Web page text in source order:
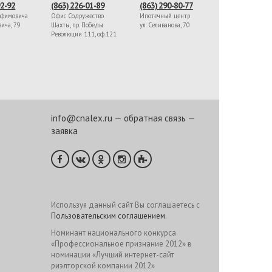
92
79
(863) 226-01-89
Офис Содружество
Шахты, пр. Победы
Революции 111, оф.121
(863) 290-80-77
Ипотечный центр
ул. Селиванова, 70
info@cnalex.ru — обратная связь —
заявка
Используя данный сайт Вы соглашаетесь с
Пользовательским соглашением.
Номинант национального конкурса
«Профессиональное признание 2012» в
номинации «Лучший интернет-сайт
риэлторской компании 2012»